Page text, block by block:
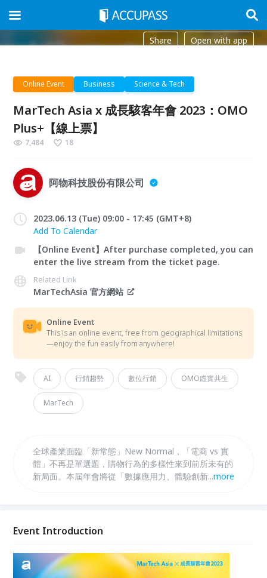
Share Open with app
Online Event Business Science & Tech
MarTech Asia x 成長駭客年會 2023：OMO
Plus+【線上票】
7,484 18
阿物科技股份有限公司
2023.06.13 (Tue) 09:00 - 17:45 (GMT+8)
Add To Calendar
【Online Event】After purchase completed, you can
enter the live stream from the ticket page.
Related Link
MarTechAsia 官方網站
Online Event
This is an online event, free from geographical limitations
—enjoy the fun easily from anywhere!
AI 行銷趨勢 數位行銷 OMO虛實共生
MarTech
全球產業面臨「新常態」New Normal，「電商 vs 實
體」不再是單選題，購物行為的多樣性來到前所未有的
新局面。本屆年會將從「數據應用力、體驗創新力、數
流暢的顧客體驗，創造多元雙向互動，將顧客終身價值
Plus+ 生態圈、迎戰智慧零售新變局！
...more
Event Introduction